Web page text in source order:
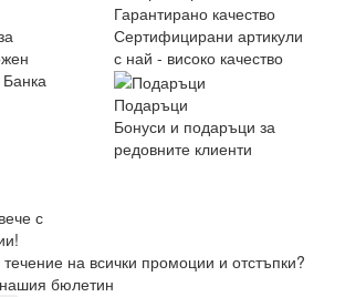
Гарантирано качество
Сертифицирани артикули
с най - високо качество
Подаръци
Бонуси и подаръци за
редовните клиенти
с
на всички промоции и отстъпки?
бюлетин